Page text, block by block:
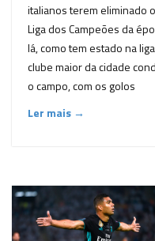
italianos terem eliminado
Liga dos Campeões da
lá, como tem estado na
clube maior da cidade
o campo, com os golos
Ler mais →